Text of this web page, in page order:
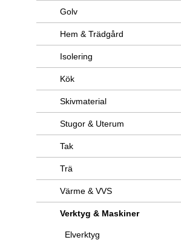
Golv
Hem & Trädgård
Isolering
Kök
Skivmaterial
Stugor & Uterum
Tak
Trä
Värme & VVS
Verktyg & Maskiner
Elverktyg